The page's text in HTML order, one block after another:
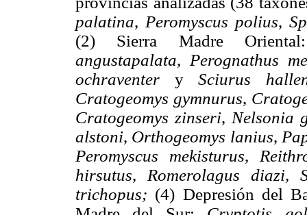
palatina, Peromyscus polius,
(2) Sierra Madre
angustapalata, Perognathus
ochraventer ySciurus
Cratogeomys gymnurus,
Cratogeomys zinseri, Nelsonia
alstoni, Orthogeomys lanius,
Peromyscus mekisturus,
hirsutus, Romerolagus diazi,
trichopus; (4) Depresión del